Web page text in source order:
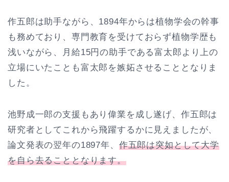
作五郎は助手ながら、1894年からは植物学会の幹事
も務めており、専門教育を受けておらず植物学歴も
浅いながら、月給15円の助手である富太郎より上の
立場にいたことも富太郎を嫉妬させることとなりま
した。
池野成一郎の支援もあり偉業を成し遂げ、作五郎は
研究者としてこれから飛躍するかに見えましたが、
論文発表の翌年の1897年、 作五郎は突如として大学
を自ら去ることとなります。